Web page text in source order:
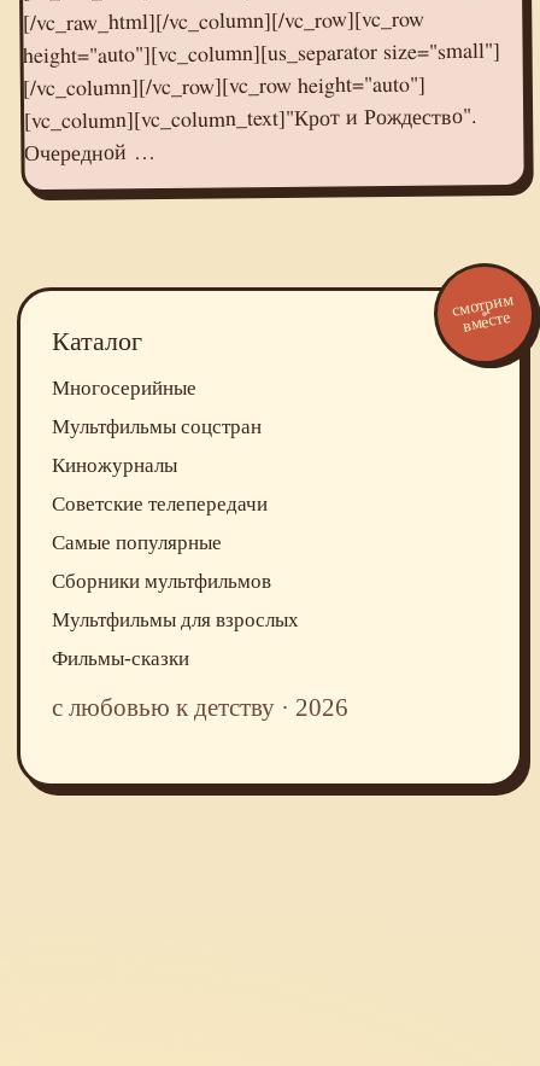
[/vc_raw_html][/vc_column][/vc_row][vc_row
height="auto"][vc_column][us_separator size="small"]
[/vc_column][/vc_row][vc_row height="auto"]
[vc_column][vc_column_text]"Крот и Рождество".
Очередной …
Каталог
Многосерийные
Мультфильмы соцстран
Киножурналы
Советские телепередачи
Самые популярные
Сборники мультфильмов
Мультфильмы для взрослых
Фильмы-сказки
с любовью к детству · 2026
смотрим
вместе